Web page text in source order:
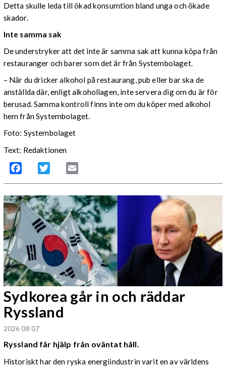
Detta skulle leda till ökad konsumtion bland unga och ökade
skador.
Inte samma sak
De understryker att det inte är samma sak att kunna köpa från
restauranger och barer som det är från Systembolaget.
– När du dricker alkohol på restaurang, pub eller bar ska de
anställda där, enligt alkohollagen, inte servera dig om du är för
berusad. Samma kontroll finns inte om du köper med alkohol
hem från Systembolaget.
Foto: Systembolaget
Text: Redaktionen
Facebook Twitter
Sydkorea går in och räddar
Ryssland
2026 08 07
Ryssland får hjälp från oväntat håll.
Historiskt har den ryska energiindustrin varit en av världens